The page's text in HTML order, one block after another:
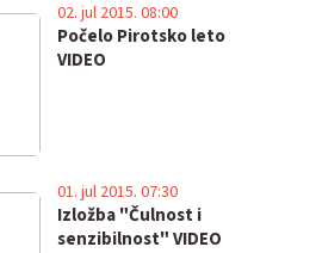
Počelo Pirotsko leto
VIDEO
02. jul 2015. 08:00
Izložba "Čulnost i
senzibilnost" VIDEO
01. jul 2015. 07:30